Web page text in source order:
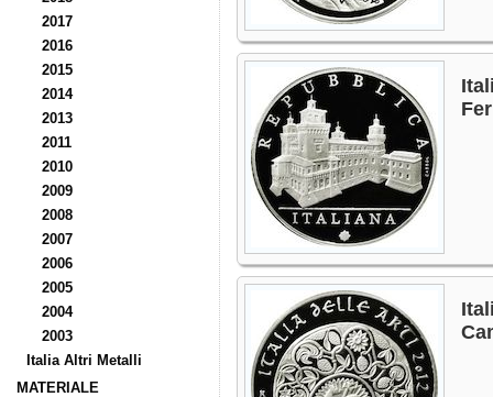
2017
2016
2015
2014
2013
2011
2010
2009
2008
2007
2006
2005
2004
2003
Italia Altri Metalli
MATERIALE